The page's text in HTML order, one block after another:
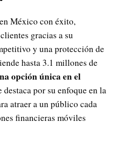
México con éxito,
gracias a su
y una protección de
hasta 3.1 millones de
opción única en el
destaca por su enfoque en la
atraer a un público cada
financieras móviles